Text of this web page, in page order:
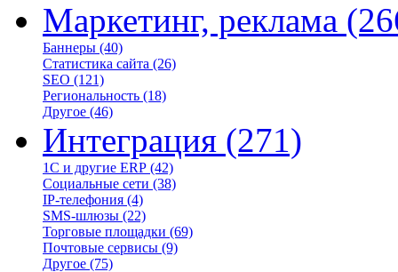
Маркетинг, реклама
Баннеры (40)
Статистика сайта (26)
SEO (121)
Региональность (18)
Другое (46)
Интеграция (271)
1С и другие ERP (42)
Социальные сети (38)
IP-телефония (4)
SMS-шлюзы (22)
Торговые площадки (69)
Почтовые сервисы (9)
Другое (75)